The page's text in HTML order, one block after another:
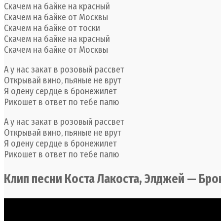
Скачем на байке на красный
Скачем на байке от Москвы
Скачем на байке от тоски
Скачем на байке на красный
Скачем на байке от Москвы
А у нас закат в розовый рассвет
Открывай вино, пьяные не врут
Я одену сердце в бронежилет
Рикошет в ответ по тебе палю
А у нас закат в розовый рассвет
Открывай вино, пьяные не врут
Я одену сердце в бронежилет
Рикошет в ответ по тебе палю
Клип песни Коста Лакоста, Элджей —